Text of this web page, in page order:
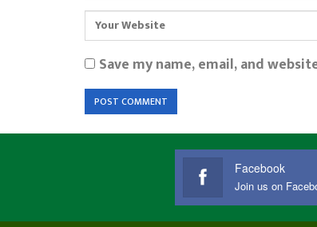
Save my name, email, and
Facebook
Join us on